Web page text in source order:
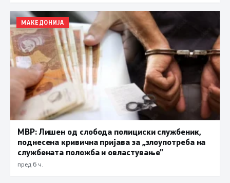
МАКЕДОНИЈА
МВР: Лишен од слобода полициски службеник,
поднесена кривична пријава за „злоупотреба на
службената положба и овластување”
пред 6 ч.